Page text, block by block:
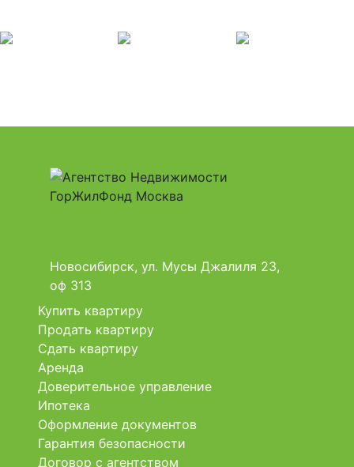
Новосибирск, ул. Мусы Джалиля 23,
оф 313
Купить квартиру
Продать квартиру
Сдать квартиру
Аренда
Доверительное управление
Ипотека
Оформление документов
Гарантия безопасности
Договор с агентством